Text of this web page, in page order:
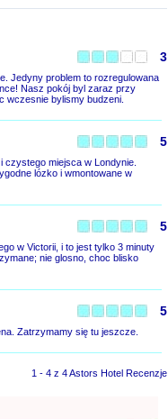
3
Jedyny problem to rozregulowana
Nasz pokój byl zaraz przy
wczesnie bylismy budzeni.
5
czystego miejsca w Londynie.
lózko i wmontowane w
5
w Victorii, i to jest tylko 3 minuty
nie glosno, choc blisko
5
Zatrzymamy się tu jeszcze.
1 - 4 z 4 Astors Hotel Recenzje